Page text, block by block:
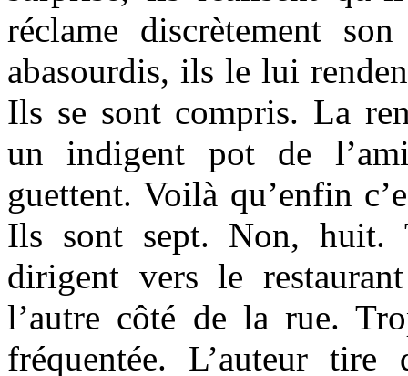
réclame discrètement
abasourdis, ils le lui
Ils se sont compris. La
un indigent pot de
guettent. Voilà qu’enfin
Ils sont sept. Non, huit.
dirigent vers le
l’autre côté de la rue.
fréquentée. L’auteur